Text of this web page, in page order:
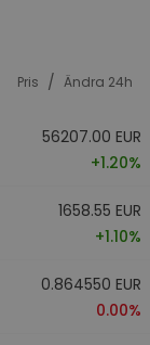
Pris / Ändra 24h
56207.00 EUR
+1.20%
1658.55 EUR
+1.10%
0.864550 EUR
0.00%